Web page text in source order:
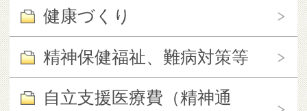
健康づくり
精神保健福祉、難病対策等
自立支援医療費（精神通